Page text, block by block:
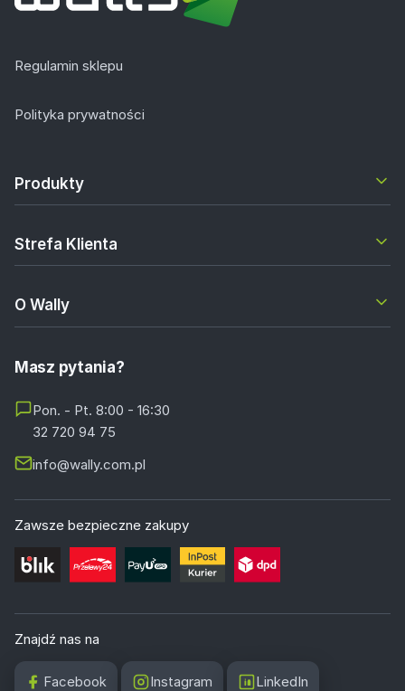
Regulamin sklepu
Polityka prywatności
Produkty
Strefa Klienta
O Wally
Masz pytania?
Pon. - Pt. 8:00 - 16:30
32 720 94 75
info@wally.com.pl
Zawsze bezpieczne zakupy
Znajdź nas na
Facebook Instagram LinkedIn